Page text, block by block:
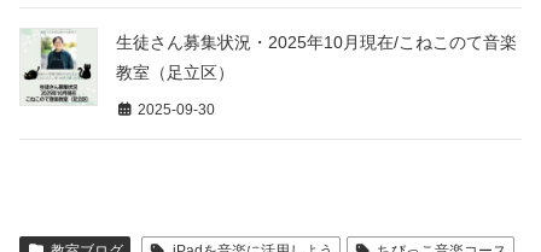
生徒さん募集状況・2025年10月現在/こねこのて音楽
教室（足立区）
2025-09-30